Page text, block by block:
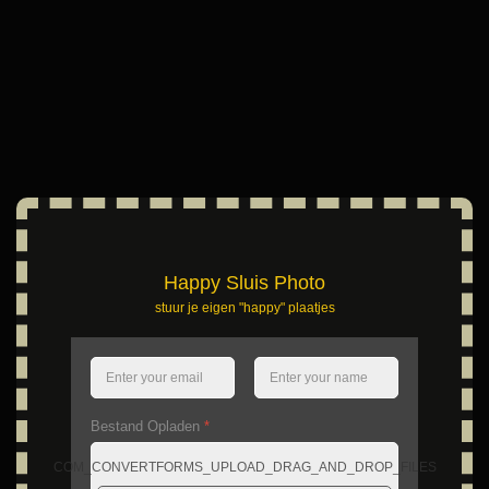
Happy Sluis Photo
stuur je eigen "happy" plaatjes
Bestand Opladen *
COM_CONVERTFORMS_UPLOAD_DRAG_AND_DROP_FILES